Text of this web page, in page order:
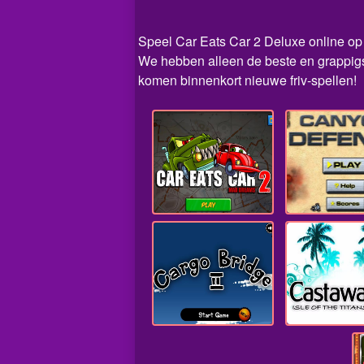
Speel Car Eats Car 2 Deluxe online
We hebben alleen de beste en
komen binnenkort nieuwe friv-spellen!